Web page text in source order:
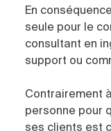
En
seule pour le
consultant en
support ou
Contrairement
personne pour
ses clients est